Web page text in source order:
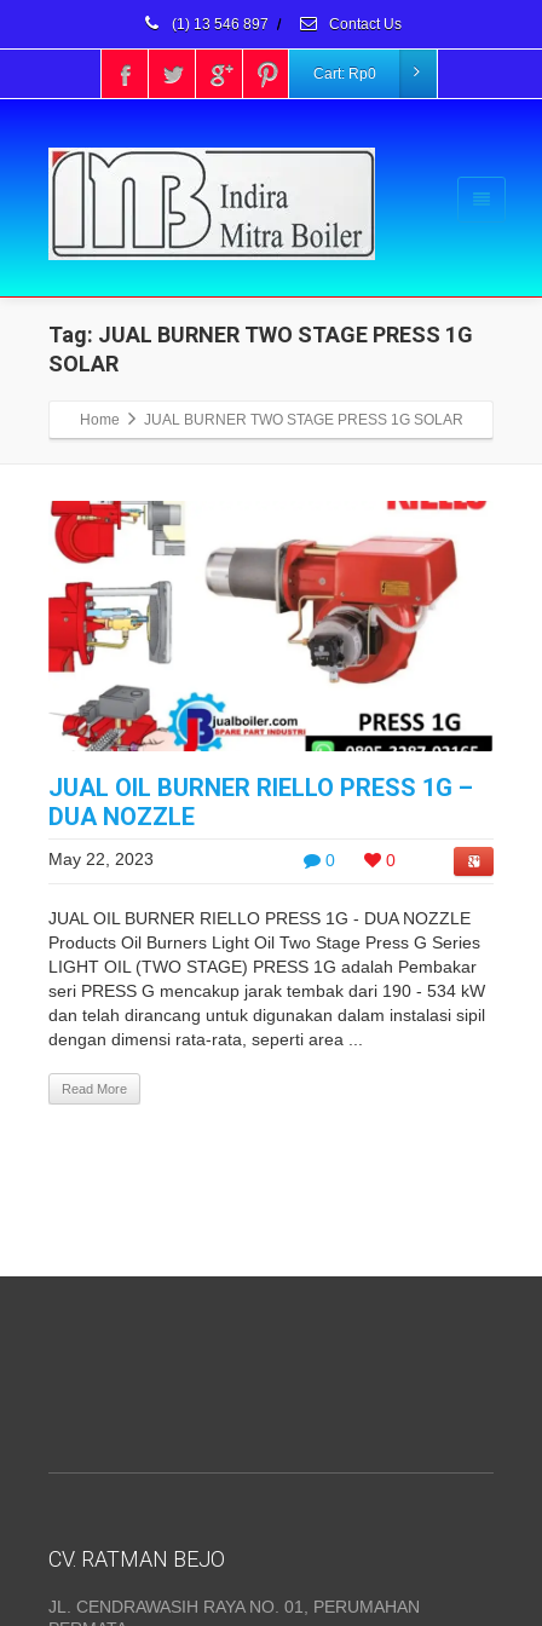
(1) 13 546 897 / Contact Us
Cart: Rp0
Tag: JUAL BURNER TWO STAGE PRESS 1G
SOLAR
Home JUAL BURNER TWO STAGE PRESS 1G SOLAR
JUAL OIL BURNER RIELLO PRESS 1G –
DUA NOZZLE
0 0
May 22, 2023
JUAL OIL BURNER RIELLO PRESS 1G - DUA NOZZLE
Products Oil Burners Light Oil Two Stage Press G Series
LIGHT OIL (TWO STAGE) PRESS 1G adalah Pembakar
seri PRESS G mencakup jarak tembak dari 190 - 534 kW
dan telah dirancang untuk digunakan dalam instalasi sipil
dengan dimensi rata-rata, seperti area ...
Read More
CV. RATMAN BEJO
JL. CENDRAWASIH RAYA NO. 01, PERUMAHAN